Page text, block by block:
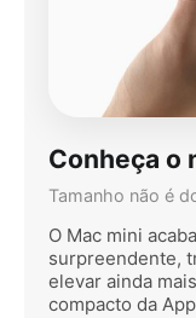
Conheça o
Tamanho não é
O Mac mini
surpreendente,
elevar ainda
compacto da